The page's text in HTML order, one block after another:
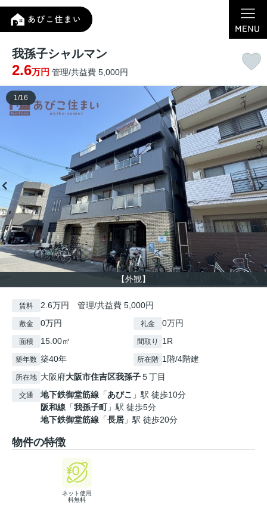
我孫子シャルマン
2.6万円 管理/共益費 5,000円
【外観】
1 /16
賃料 2.6万円 管理/共益費 5,000円
敷金 0万円 礼金 0万円
面積 15.00㎡ 間取り 1R
築年数 築40年 所在階 1階/4階建
所在地 大阪府大阪市住吉区我孫子５丁目
交通 地下鉄御堂筋線 「あびこ 」駅 徒歩10分
阪和線 「我孫子町」駅 徒歩5分
地下鉄御堂筋線 「長居 」駅 徒歩20分
物件の特徴
ネット使用
料無料